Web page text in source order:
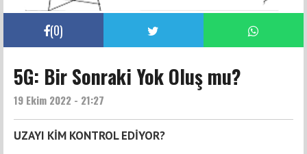
(0)
5G: Bir Sonraki Yok Oluş mu?
19 Ekim 2022 - 21:27
UZAYI KİM KONTROL EDİYOR?